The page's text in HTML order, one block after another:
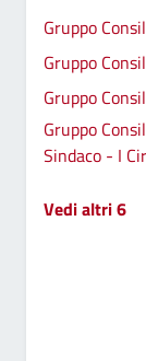
Gruppo
Gruppo
Gruppo
Gruppo
Sindaco - I
Vedi altri 6